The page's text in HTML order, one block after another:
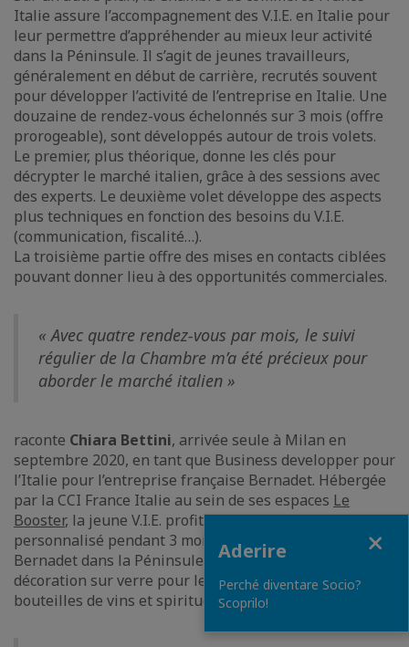
Italie assure l’accompagnement des V.I.E. en Italie pour
leur permettre d’appréhender au mieux leur activité
dans la Péninsule. Il s’agit de jeunes travailleurs,
généralement en début de carrière, recrutés souvent
pour développer l’activité de l’entreprise en Italie. Une
douzaine de rendez-vous échelonnés sur 3 mois (offre
prorogeable), sont développés autour de trois volets.
Le premier, plus théorique, donne les clés pour
décrypter le marché italien, grâce à des sessions avec
des experts. Le deuxième volet développe des aspects
plus techniques en fonction des besoins du V.I.E.
(communication, fiscalité…).
La troisième partie offre des mises en contacts ciblées
pouvant donner lieu à des opportunités commerciales.
« Avec quatre rendez-vous par mois, le suivi
régulier de la Chambre m’a été précieux pour
aborder le marché italien »
raconte Chiara Bettini, arrivée seule à Milan en
septembre 2020, en tant que Business developper pour
l’Italie pour l’entreprise française Bernadet. Hébergée
par la CCI France Italie au sein de ses espaces Le
Booster, la jeune V.I.E. profite d’un accompagnement
personnalisé pendant 3 mois pour développer
Bernadet dans la Péninsule. L’entreprise s’occupe de
décoration sur verre pour les contenants telles que les
bouteilles de vins et spiritueux ou de parfums.
Aderire
Perché diventare Socio?
Scoprilo!